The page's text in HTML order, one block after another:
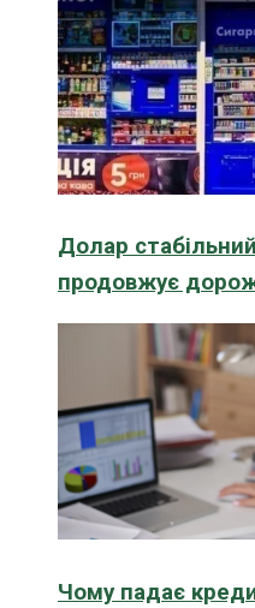
Долар
продовжує
Чому падає